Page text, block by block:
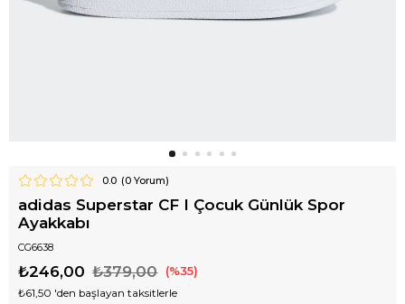
0.0 (0Yorum)
adidas Superstar CF I Çocuk Günlük Spor
Ayakkabı
CG6638
₺379,00
₺246,00 35
₺61,50 'den başlayan taksitlerle